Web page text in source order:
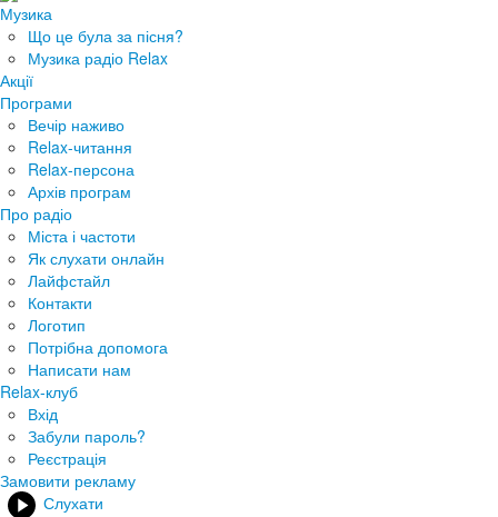
Музика
Що це була за пісня?
Музика радіо Relax
Акції
Програми
Вечір наживо
Relax-читання
Relax-персона
Архів програм
Про радіо
Міста і частоти
Як слухати онлайн
Лайфстайл
Контакти
Логотип
Потрібна допомога
Написати нам
Relax-клуб
Вхід
Забули пароль?
Реєстрація
Замовити рекламу
Слухати